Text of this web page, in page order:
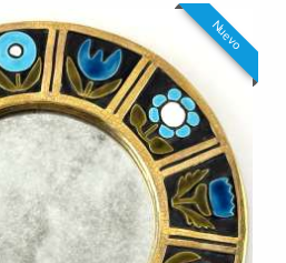
Nuevo